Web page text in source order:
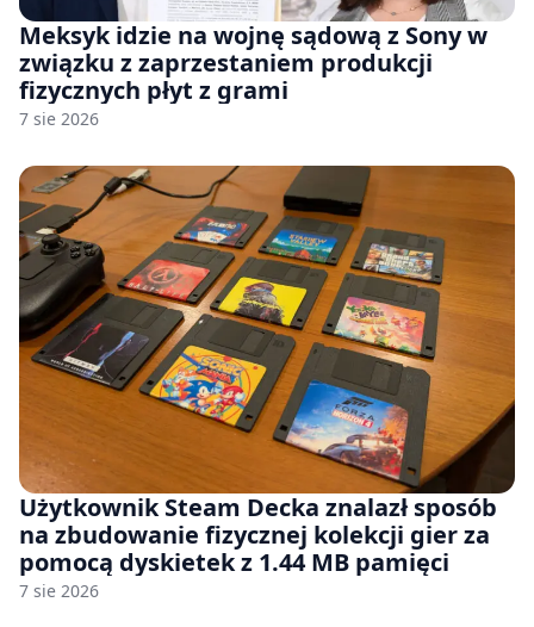
Meksyk idzie na wojnę sądową z Sony w
związku z zaprzestaniem produkcji
fizycznych płyt z grami
7 sie 2026
Użytkownik Steam Decka znalazł sposób
na zbudowanie fizycznej kolekcji gier za
pomocą dyskietek z 1.44 MB pamięci
7 sie 2026